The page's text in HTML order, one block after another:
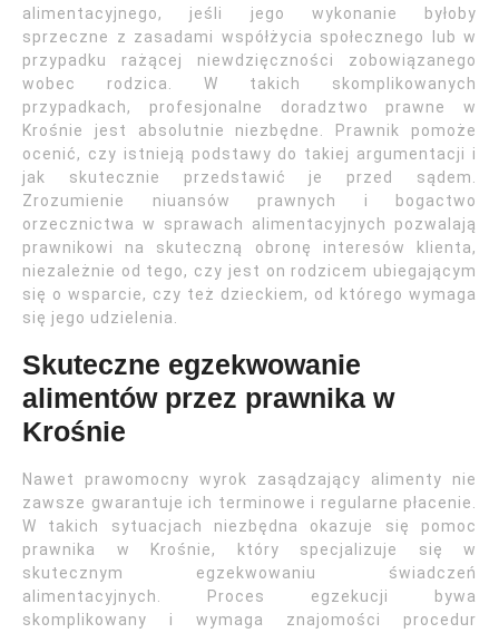
alimentacyjnego, jeśli jego wykonanie byłoby
sprzeczne z zasadami współżycia społecznego lub w
przypadku rażącej niewdzięczności zobowiązanego
wobec rodzica. W takich skomplikowanych
przypadkach, profesjonalne doradztwo prawne w
Krośnie jest absolutnie niezbędne. Prawnik pomoże
ocenić, czy istnieją podstawy do takiej argumentacji i
jak skutecznie przedstawić je przed sądem.
Zrozumienie niuansów prawnych i bogactwo
orzecznictwa w sprawach alimentacyjnych pozwalają
prawnikowi na skuteczną obronę interesów klienta,
niezależnie od tego, czy jest on rodzicem ubiegającym
się o wsparcie, czy też dzieckiem, od którego wymaga
się jego udzielenia.
Skuteczne egzekwowanie
alimentów przez prawnika w
Krośnie
Nawet prawomocny wyrok zasądzający alimenty nie
zawsze gwarantuje ich terminowe i regularne płacenie.
W takich sytuacjach niezbędna okazuje się pomoc
prawnika w Krośnie, który specjalizuje się w
skutecznym egzekwowaniu świadczeń
alimentacyjnych. Proces egzekucji bywa
skomplikowany i wymaga znajomości procedur